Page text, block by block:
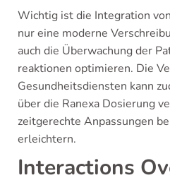
Wichtig ist die Integration
nur eine moderne
auch die Überwachung der
reaktionen optimieren. Die
Gesundheitsdiensten kann
über die Ranexa Dosierung
zeitgerechte Anpassungen
erleichtern.
Interactions